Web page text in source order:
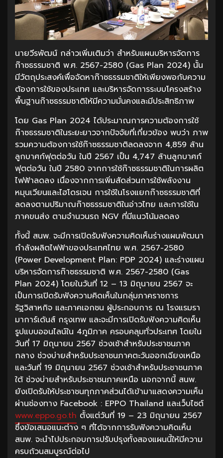
นายวีรพัฒน์ กล่าวเพิ่มเติมว่า สำหรับแผนบริหารจัดการ
ก๊าซธรรมชาติ พ.ศ. 2567-2580 (Gas Plan 2024) นั้น
มีวัตถุประสงค์เพื่อจัดหาก๊าซธรรมชาติให้เพียงพอกับความ
ต้องการใช้ของประเทศ และบริหารจัดการระบบโครงสร้าง
พื้นฐานก๊าซธรรมชาติให้มีความมั่นคงและมีประสิทธิภาพ
โดย Gas Plan 2024 ได้ประมาณการความต้องการใช้
ก๊าซธรรมชาติในระยะยาวจากปัจจัยที่เกี่ยวข้อง พบว่า ภาพ
รวมความต้องการใช้ก๊าซธรรมชาติลดลงจาก 4,859 ล้าน
ลูกบาศก์ฟุตต่อวัน ในปี 2567 เป็น 4,747 ล้านลูกบาศก์
ฟุตต่อวัน ในปี 2580 จากการใช้ก๊าซธรรมชาติในการผลิต
ไฟฟ้าลดลง เนื่องจากการเพิ่มสัดส่วนการใช้พลังงาน
หมุนเวียนและไฮโดรเจน การใช้ในโรงแยกก๊าซธรรมชาติที่
ลดลงตามปริมาณก๊าซธรรมชาติในอ่าวไทย และการใช้ใน
ภาคขนส่ง ตามจำนวนรถ NGV ที่มีแนวโน้มลดลง
ทั้งนี้ สนพ. จะมีการเปิดรับฟังความคิดเห็นร่างแผนพัฒนา
กำลังผลิตไฟฟ้าของประเทศไทย พ.ศ. 2567-2580
(Power Development Plan: PDP 2024) และร่างแผน
บริหารจัดการก๊าซธรรมชาติ พ.ศ. 2567-2580 (Gas
Plan 2024) โดยในวันที่ 12 – 13 มิถุนายน 2567 จะ
เป็นการเปิดรับฟังความคิดเห็นในกลุ่มภาคราชการ
รัฐวิสาหกิจ และภาคเอกชน ผู้ประกอบการ ณ โรงแรมรา
มาการ์เด้นส์ กรุงเทพ และจะมีการเปิดรับฟังความคิดเห็น
รูปแบบออนไลน์ใน 4ภูมิภาค ครอบคลุมทั่วประเทศ โดยใน
วันที่ 17 มิถุนายน 2567 ช่วงเช้าสำหรับประชาชนภาค
กลาง ช่วงบ่ายสำหรับประชาชนภาคตะวันออกเฉียงเหนือ
และวันที่ 19 มิถุนายน 2567 ช่วงเช้าสำหรับประชาชนภาค
ใต้ ช่วงบ่ายสำหรับประชาชนภาคเหนือ นอกจากนี้ สนพ.
ยังเปิดรับให้ประชาชนทุกภาคส่วนได้เข้ามาแสดงความเห็น
ผ่านช่องทาง Facebook : EPPO Thailand และเว็บไซต์
www.eppo.go.th ตั้งแต่วันที่ 19 – 23 มิถุนายน 2567
ซึ่งข้อเสนอแนะต่าง ๆ ที่ได้จากการรับฟังความคิดเห็น
สนพ. จะนำไปประกอบการปรับปรุงทั้งสองแผนนี้ให้มีความ
ครบถ้วนสมบูรณ์ต่อไป